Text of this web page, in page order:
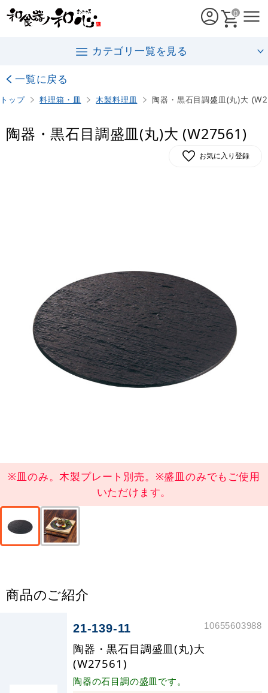
0
カテゴリ一覧を見る
一覧に戻る
トップ 料理箱・皿 木製料理皿 陶器・黒石目調盛皿(丸)大
陶器・黒石目調盛皿(丸)大 (W27561)
お気に入り登録
※皿のみ。木製プレート別売。※盛皿のみでもご使用
いただけます。
商品のご紹介
21-139-11 10655603988
陶器・黒石目調盛皿(丸)大
(W27561)
陶器の石目調の盛皿です。